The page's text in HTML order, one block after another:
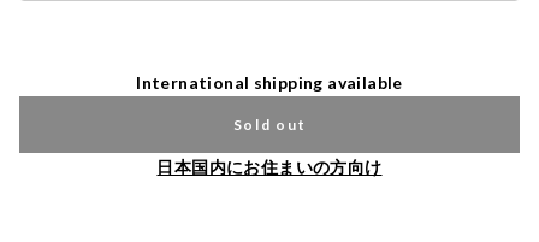
International shipping available
Sold out
日本国内にお住まいの方向け